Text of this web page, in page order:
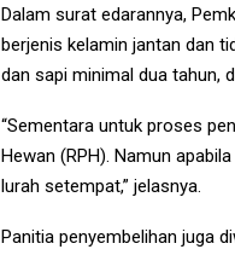
Dalam surat edarannya,
berjenis kelamin jantan dan
dan sapi minimal dua tahun,
“Sementara untuk proses
Hewan (RPH). Namun
lurah setempat,” jelasnya.
Panitia penyembelihan juga